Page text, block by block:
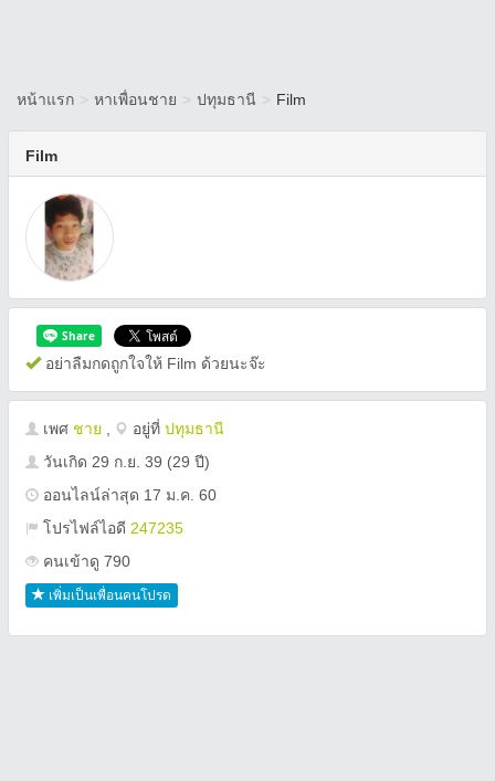
หน้าแรก > หาเพื่อนชาย > ปทุมธานี > Film
Film
อย่าลืมกดถูกใจให้ Film ด้วยนะจ๊ะ
เพศ ชาย อยู่ที่ ปทุมธานี
วันเกิด 29 ก.ย. 39 (29 ปี)
ออนไลน์ล่าสุด 17 ม.ค. 60
โปรไฟล์ไอดี 247235
คนเข้าดู 790
เพิ่มเป็นเพื่อนคนโปรด